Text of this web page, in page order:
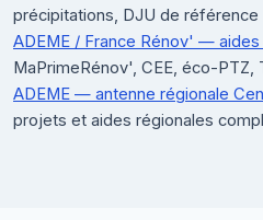
précipitations, DJU de référence
ADEME / France Rénov' — aides
MaPrimeRénov', CEE, éco-PTZ,
ADEME — antenne régionale
projets et aides régionales